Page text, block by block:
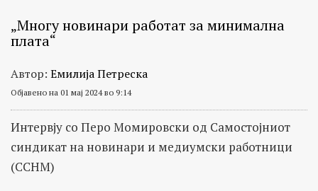
„Многу новинари работат за минимална
плата“
Автор: Емилија Петреска
Објавено на 01 мај 2024 во 9:14
Интервју со Перо Момировски од Самостојниот
синдикат на новинари и медиумски работници
(ССНМ)